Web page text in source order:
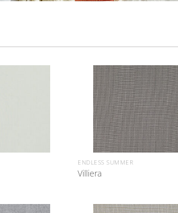
ENDLESS SUMMER
Villiera